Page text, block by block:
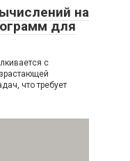
на
для
с
что требует